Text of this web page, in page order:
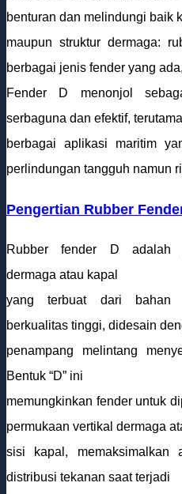
benturan dan melindungi baik
maupun struktur dermaga:
berbagai jenis fender yang
Fender D menonjol
serbaguna dan efektif,
berbagai aplikasi maritim
perlindungan tangguh namun
Pengertian Rubber
Rubber fender D adalah
dermaga atau kapal
yang terbuat dari bahan
berkualitas tinggi, didesain
penampang melintang
Bentuk “D” ini
memungkinkan fender untuk
permukaan vertikal dermaga
sisi kapal, memaksimalkan
distribusi tekanan saat terjadi